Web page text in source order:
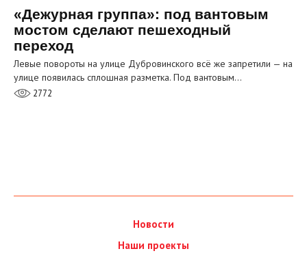
«Дежурная группа»: под вантовым
мостом сделают пешеходный
переход
Левые повороты на улице Дубровинского всё же запретили — на
улице появилась сплошная разметка. Под вантовым…
2772
Новости
Наши проекты